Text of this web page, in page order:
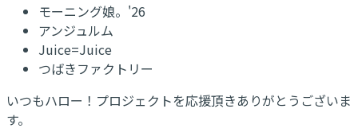
モーニング娘。'26
アンジュルム
Juice=Juice
つばきファクトリー
いつもハロー！プロジェクトを応援頂きありがとうございま
す。